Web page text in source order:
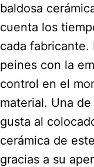
baldosa
cuenta los
cada fabricante.
peines con la
control en el
material. Una
gusta al
cerámica de
gracias a su